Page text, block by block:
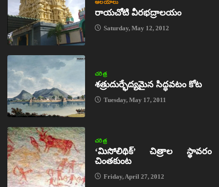
ఆలయాలు
రాయచోటి వీరభద్రాలయం
Saturday, May 12, 2012
చరిత్ర
శత్రుదుర్భేద్యమైన సిద్ధవటం కోట
Tuesday, May 17, 2011
చరిత్ర
‘మిసోలిథిక్‌’ చిత్రాల స్థావరం
చింతకుంట
Friday, April 27, 2012